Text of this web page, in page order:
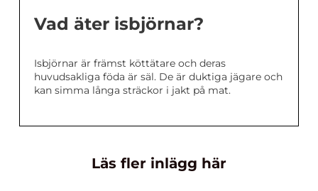
Vad äter isbjörnar?
Isbjörnar är främst köttätare och deras
huvudsakliga föda är säl. De är duktiga jägare och
kan simma långa sträckor i jakt på mat.
Läs fler inlägg här